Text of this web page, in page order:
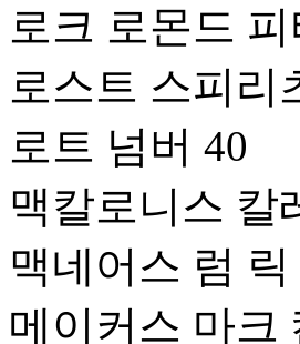
로크 로몬드
로스트 스피리
로트 넘버 40
맥칼로니스 칼
맥네어스 럼 릭
메이커스 마크